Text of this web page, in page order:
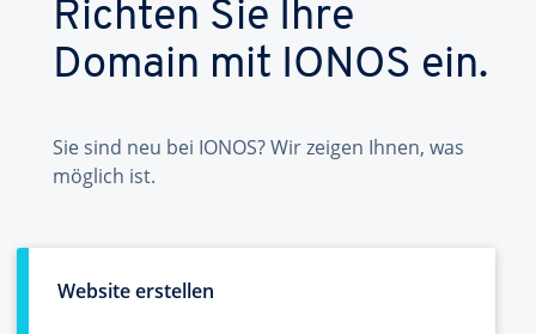
Richten Sie Ihre
Domain mit IONOS ein.
Sie sind neu bei IONOS? Wir zeigen Ihnen, was
möglich ist.
Website erstellen